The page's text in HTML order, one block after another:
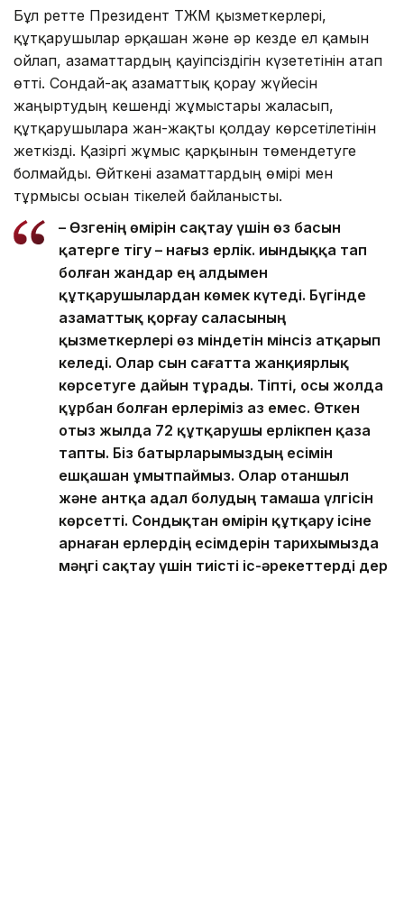
Бұл ретте Президент ТЖМ қызметкерлері,
құтқарушылар әрқашан және әр кезде ел қамын
ойлап, азаматтардың қауіпсіздігін күзететінін атап
өтті. Сондай-ақ азаматтық қорғау жүйесін
жаңғыртудың кешенді жұмыстары жалғасып,
құтқарушыларға жан-жақты қолдау көрсетілетінін
жеткізді. Қазіргі жұмыс қарқынын төмендетуге
болмайды. Өйткені азаматтардың өмірі мен
тұрмысы осыған тікелей байланысты.
– Өзгенің өмірін сақтау үшін өз басын
қатерге тігу – нағыз ерлік. Қиындыққа тап
болған жандар ең алдымен
құтқарушылардан көмек күтеді. Бүгінде
азаматтық қорғау саласының
қызметкерлері өз міндетін мінсіз атқарып
келеді. Олар сын сағатта жанқиярлық
көрсетуге дайын тұрады. Тіпті, осы жолда
құрбан болған ерлеріміз аз емес. Өткен
отыз жылда 72 құтқарушы ерлікпен қаза
тапты. Біз батырларымыздың есімін
ешқашан ұмытпаймыз. Олар отаншыл
және антқа адал болудың тамаша үлгісін
көрсетті. Сондықтан өмірін құтқару ісіне
арнаған ерлердің есімдерін тарихымызда
мәңгі сақтау үшін тиісті іс-әрекеттерді дер